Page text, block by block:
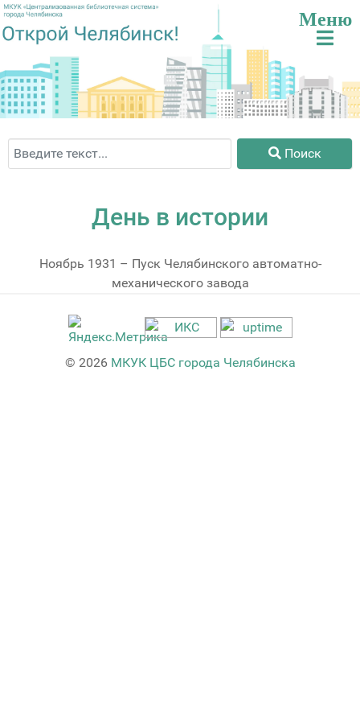
Поиск Поиск
День в истории
Ноябрь 1931 – Пуск Челябинского автоматно-
механического завода
© 2026 МКУК ЦБС города Челябинска